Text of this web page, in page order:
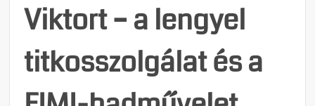
Viktort – a lengyel
titkosszolgálat és a